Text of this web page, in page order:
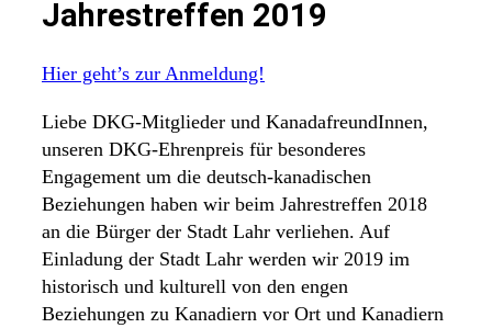
Jahrestreffen 2019
Hier geht’s zur Anmeldung!
Liebe DKG-Mitglieder und KanadafreundInnen,
unseren DKG-Ehrenpreis für besonderes
Engagement um die deutsch-kanadischen
Beziehungen haben wir beim Jahrestreffen 2018
an die Bürger der Stadt Lahr verliehen. Auf
Einladung der Stadt Lahr werden wir 2019 im
historisch und kulturell von den engen
Beziehungen zu Kanadiern vor Ort und Kanadiern